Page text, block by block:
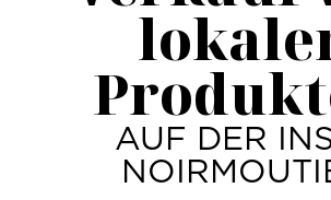
AUF DER